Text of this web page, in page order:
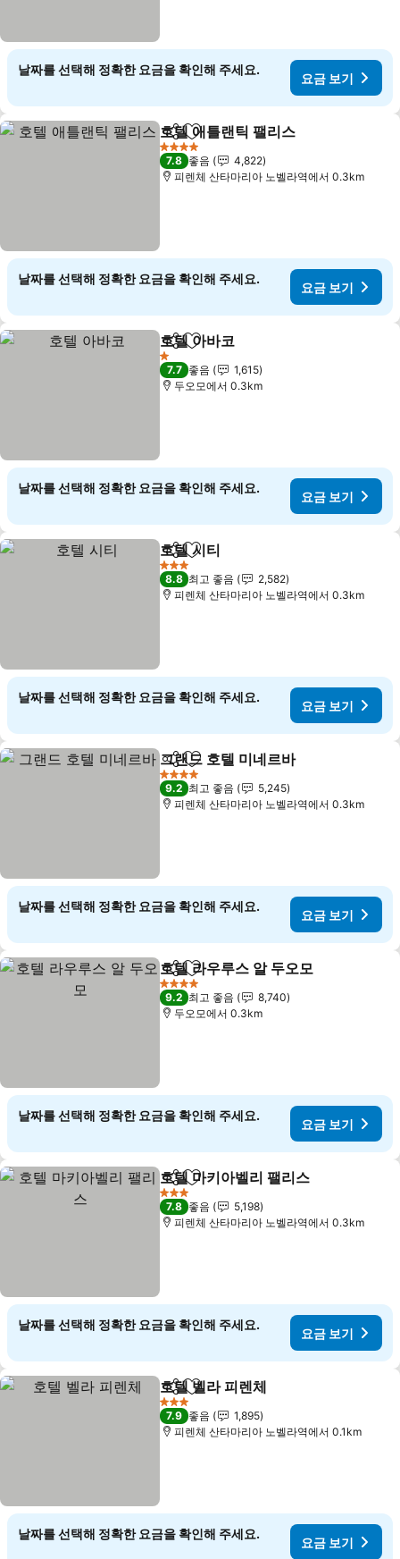
날짜를 선택해 정확한 요금을 확인해 주세요.
요금 보기
공유 즐겨찾기에 추가
호텔 애틀랜틱 팰리스
4 성급
7.8 좋음
4,822
피렌체 산타마리아 노벨라역에서 0.3km
날짜를 선택해 정확한 요금을 확인해 주세요.
요금 보기
공유 즐겨찾기에 추가
호텔 아바코
1 성급
7.7 좋음
1,615
두오모에서 0.3km
날짜를 선택해 정확한 요금을 확인해 주세요.
요금 보기
공유 즐겨찾기에 추가
호텔 시티
3 성급
8.8 최고 좋음
2,582
피렌체 산타마리아 노벨라역에서 0.3km
날짜를 선택해 정확한 요금을 확인해 주세요.
요금 보기
공유 즐겨찾기에 추가
그랜드 호텔 미네르바
4 성급
9.2 최고 좋음
5,245
피렌체 산타마리아 노벨라역에서 0.3km
날짜를 선택해 정확한 요금을 확인해 주세요.
요금 보기
공유 즐겨찾기에 추가
호텔 라우루스 알 두오모
4 성급
9.2 최고 좋음
8,740
두오모에서 0.3km
날짜를 선택해 정확한 요금을 확인해 주세요.
요금 보기
공유 즐겨찾기에 추가
호텔 마키아벨리 팰리스
3 성급
7.8 좋음
5,198
피렌체 산타마리아 노벨라역에서 0.3km
날짜를 선택해 정확한 요금을 확인해 주세요.
요금 보기
공유 즐겨찾기에 추가
호텔 벨라 피렌체
3 성급
7.9 좋음
1,895
피렌체 산타마리아 노벨라역에서 0.1km
날짜를 선택해 정확한 요금을 확인해 주세요.
요금 보기